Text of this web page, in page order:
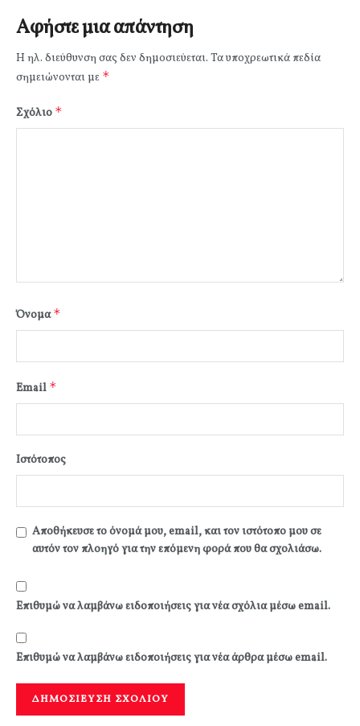
Αφήστε μια απάντηση
Η ηλ. διεύθυνση σας δεν δημοσιεύεται. Τα υποχρεωτικά πεδία
σημειώνονται με *
Σχόλιο *
Όνομα*
Email *
Ιστότοπος
Αποθήκευσε το όνομά μου, email, και τον ιστότοπο μου σε
αυτόν τον πλοηγό για την επόμενη φορά που θα σχολιάσω.
Επιθυμώ να λαμβάνω ειδοποιήσεις για νέα σχόλια μέσω email.
Επιθυμώ να λαμβάνω ειδοποιήσεις για νέα άρθρα μέσω email.